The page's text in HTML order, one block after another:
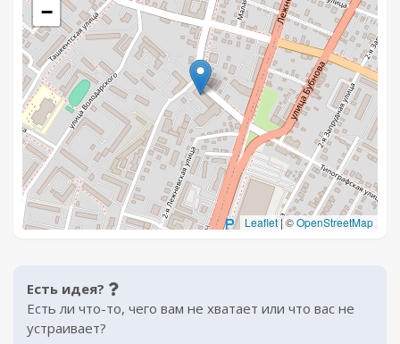
−
Leaflet|©OpenStreetMap
Есть идея?
Есть ли что-то, чего вам не хватает или что вас не
устраивает?